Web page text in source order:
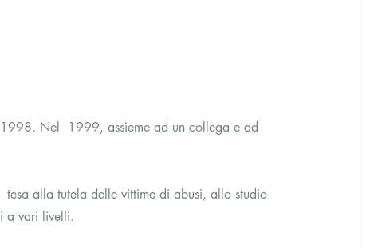
Nel  1999, assieme ad un collega e ad
tesa alla tutela delle vittime di abusi, allo studio
a vari livelli.